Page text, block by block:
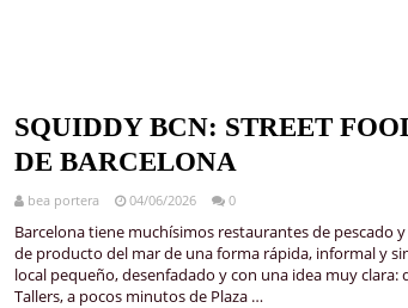
SQUIDDY BCN: STREET
DE BARCELONA
bea portera 04/06/2026 0
Barcelona tiene muchísimos restaurantes de
de producto del mar de una forma rápida, informal y
local pequeño, desenfadado y con una idea muy
Tallers, a pocos minutos de Plaza …